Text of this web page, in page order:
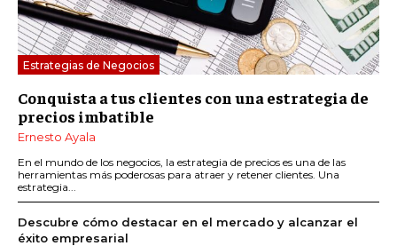
Estrategias de Negocios
Conquista a tus clientes con una estrategia de
precios imbatible
Ernesto Ayala
En el mundo de los negocios, la estrategia de precios es una de las
herramientas más poderosas para atraer y retener clientes. Una
estrategia...
Descubre cómo destacar en el mercado y alcanzar el
éxito empresarial